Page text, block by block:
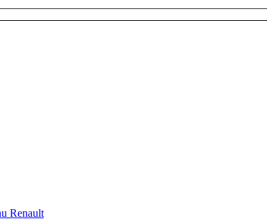
Renault